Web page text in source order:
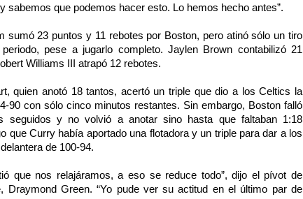
sabemos que podemos hacer esto. Lo hemos hecho antes”.
sumó 23 puntos y 11 rebotes por Boston, pero atinó sólo un tiro
pese a jugarlo completo. Jaylen Brown contabilizó 21
Williams III atrapó 12 rebotes.
quien anotó 18 tantos, acertó un triple que dio a los Celtics la
90 con sólo cinco minutos restantes. Sin embargo, Boston falló
seguidos y no volvió a anotar sino hasta que faltaban 1:18
que Curry había aportado una flotadora y un triple para dar a los
de 100-94.
que nos relajáramos, a eso se reduce todo”, dijo el pívot de
Draymond Green. “Yo pude ver su actitud en el último par de